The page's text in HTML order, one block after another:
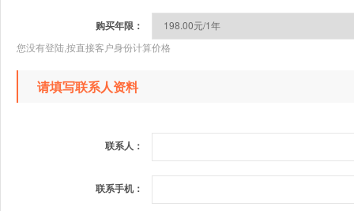
购买年限：
您没有登陆,按直接客户身份计算价格
请填写联系人资料
联系人：
联系手机：